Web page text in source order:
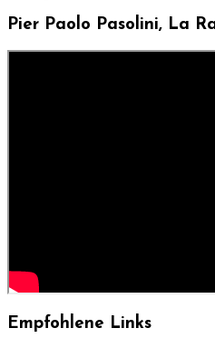
Pier Paolo Pasolini, La
Empfohlene Links